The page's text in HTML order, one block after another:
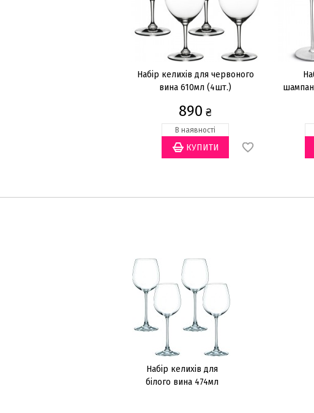
Набір келихів для червоного
вина 610мл (4шт.)
890 ₴
В наявності
Набір келихів для
білого вина 474мл